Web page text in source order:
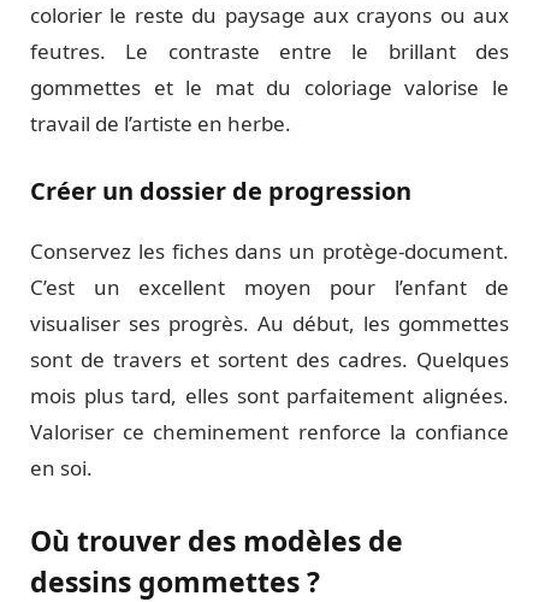
colorier le reste du paysage aux crayons ou aux
feutres. Le contraste entre le brillant des
gommettes et le mat du coloriage valorise le
travail de l’artiste en herbe.
Créer un dossier de progression
Conservez les fiches dans un protège-document.
C’est un excellent moyen pour l’enfant de
visualiser ses progrès. Au début, les gommettes
sont de travers et sortent des cadres. Quelques
mois plus tard, elles sont parfaitement alignées.
Valoriser ce cheminement renforce la confiance
en soi.
Où trouver des modèles de
dessins gommettes ?